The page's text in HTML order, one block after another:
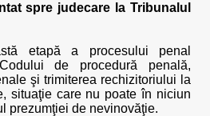
spre judecare la Tribunalul
etapă a procesului penal
de procedură penală,
şi trimiterea rechizitoriului la
situaţie care nu poate în niciun
prezumţiei de nevinovăţie.